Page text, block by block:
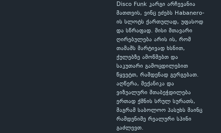
Disco Funk კარგი არჩევანია
მათთვის, ვინც ეძებს Habanero-
ის სლოტს ქართულად, უფასოდ
და სწრაფად. მისი მთავარი
ღირებულება არის ის, რომ
თამაშს მარტივად ხსნით,
ქულებზე ამოწმებთ და
საკუთარი გამოცდილებით
წყვეტთ, რამდენად გერგებათ.
აღწერა, მექანიკა და
ვიზუალური შთაბეჭდილება
ერთად ქმნის სრულ სურათს,
მაგრამ საბოლოო პასუხს მაინც
რამდენიმე რეალური სპინი
გაძლევთ.